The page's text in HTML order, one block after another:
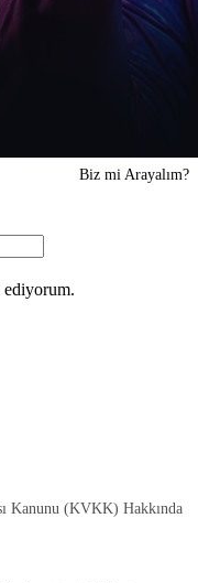
Biz mi Arayalım?
ediyorum.
Kanunu (KVKK) Hakkında